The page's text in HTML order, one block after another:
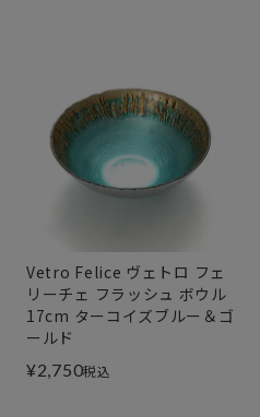
Vetro Felice ヴェトロ フェ
リーチェ フラッシュ ボウル
17cm ターコイズブルー＆ゴ
ールド
¥2,750税込